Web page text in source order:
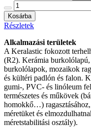
Kosárba
Részletek
Alkalmazási területek
A Keralastic fokozott
(R2). Kerámia burkolólapú,
burkolólapok, mozaikok
és kültéri padlón és falon.
gumi-, PVC- és linóleum
természetes és műkövek
homokkő…)
méretüket és
méretstabilitási osztály).